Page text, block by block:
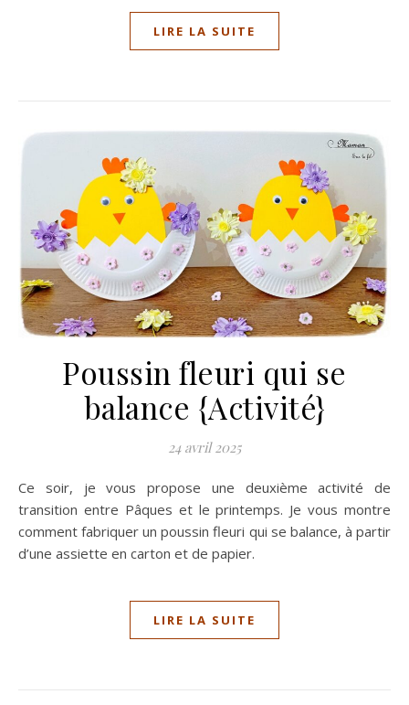
LIRE LA SUITE
Poussin fleuri qui se
balance {Activité}
24 avril 2025
Ce soir, je vous propose une deuxième activité de
transition entre Pâques et le printemps. Je vous montre
comment fabriquer un poussin fleuri qui se balance, à partir
d’une assiette en carton et de papier.
LIRE LA SUITE